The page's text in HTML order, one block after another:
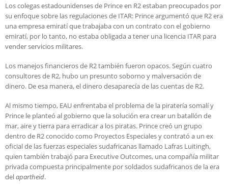
Los colegas estadounidenses de Prince en R2 estaban preocupados por
su enfoque sobre las regulaciones de ITAR: Prince argumentó que R2 era
una empresa emiratí que trabajaba con un contrato con el gobierno
emiratí, por lo tanto, no estaba obligada a tener una licencia ITAR para
vender servicios militares.
Los manejos financieros de R2 también fueron opacos. Según cuatro
consultores de R2, hubo un presunto soborno y malversación de
dinero. De esa manera, el dinero desaparecía de las cuentas de R2.
Al mismo tiempo, EAU enfrentaba el problema de la piratería somalí y
Prince le planteó al gobierno que la solución era crear un batallón de
mar, aire y tierra para erradicar a los piratas. Prince creó un grupo
dentro de R2 conocido como Proyectos Especiales y contrató a un ex
oficial de las fuerzas especiales sudafricanas llamado Lafras Luitingh,
quien también trabajó para Executive Outcomes, una compañía militar
privada compuesta principalmente por soldados sudafricanos de la era
delapartheid.